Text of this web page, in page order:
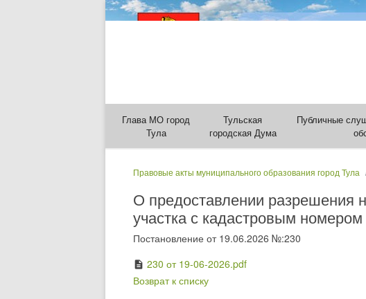
Глава МО город
Тула
Тульская
городская Дума
Публичные
Правовые акты муниципального образования город Тула
О предоставлении разрешения
участка с кадастровым
Постановление от 19.06.2026 №:230
description 230 от 19-06-2026.pdf
Возврат к списку